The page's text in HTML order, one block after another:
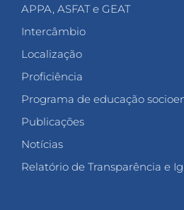
APPA, ASFAT e GEAT
Intercâmbio
Localização
Proficiência
Programa de educação
Publicações
Notícias
Relatório de Transparência e